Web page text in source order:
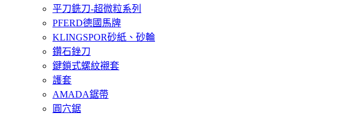
平刀銑刀-超微粒系列
PFERD德國馬牌
KLINGSPOR砂紙、砂輪
鑽石銼刀
鍵鎖式螺紋襯套
護套
AMADA鋸帶
圓穴鋸